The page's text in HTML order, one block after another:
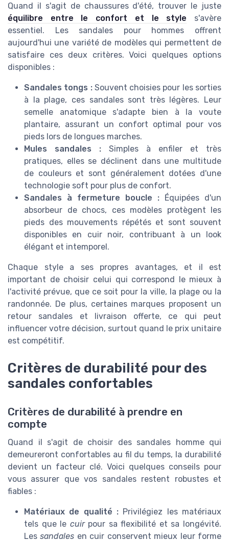
Quand il s'agit de chaussures d'été, trouver le juste
équilibre entre le confort et le style s'avère
essentiel. Les sandales pour hommes offrent
aujourd'hui une variété de modèles qui permettent de
satisfaire ces deux critères. Voici quelques options
disponibles :
Sandales tongs :Souvent choisies pour les sorties
à la plage, ces sandales sont très légères. Leur
semelle anatomique s'adapte bien à la voute
plantaire, assurant un confort optimal pour vos
pieds lors de longues marches.
Mules sandales : Simples à enfiler et très
pratiques, elles se déclinent dans une multitude
de couleurs et sont généralement dotées d'une
technologie soft pour plus de confort.
Sandales à fermeture boucle : Équipées d'un
absorbeur de chocs, ces modèles protègent les
pieds des mouvements répétés et sont souvent
disponibles en cuir noir, contribuant à un look
élégant et intemporel.
Chaque style a ses propres avantages, et il est
important de choisir celui qui correspond le mieux à
l'activité prévue, que ce soit pour la ville, la plage ou la
randonnée. De plus, certaines marques proposent un
retour sandales et livraison offerte, ce qui peut
influencer votre décision, surtout quand le prix unitaire
est compétitif.
Critères de durabilité pour des
sandales confortables
Critères de durabilité à prendre en
compte
Quand il s'agit de choisir des sandales homme qui
demeureront confortables au fil du temps, la durabilité
devient un facteur clé. Voici quelques conseils pour
vous assurer que vos sandales restent robustes et
fiables :
Matériaux de qualité : Privilégiez les matériaux
tels que le cuirpour sa flexibilité et sa longévité.
Lessandales en cuir conservent mieux leur forme